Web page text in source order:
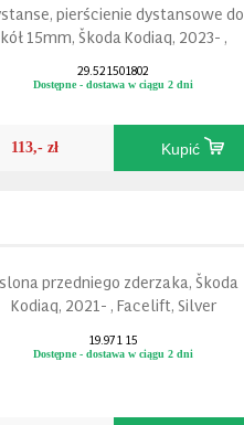
pierścienie dystansowe do
kół 15mm, Škoda Kodiaq, 2023- ,
29.521501802
Dostępne - dostawa w ciągu 2 dni
113,- zł Kupić
przedniego zderzaka, Škoda
Kodiaq, 2021- , Facelift, Silver
19.971 15
Dostępne - dostawa w ciągu 2 dni